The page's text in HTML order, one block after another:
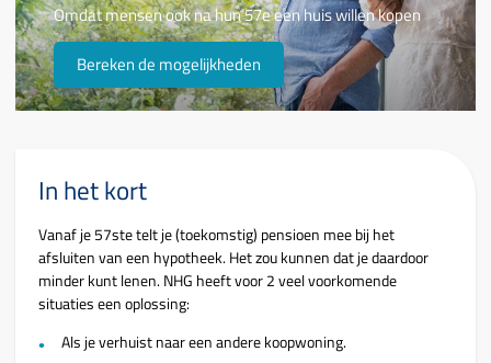
Omdat mensen ook na hun 57e een huis willen kopen
Bereken de mogelijkheden
In het kort
Vanaf je 57ste telt je (toekomstig) pensioen mee bij het
afsluiten van een hypotheek. Het zou kunnen dat je daardoor
minder kunt lenen. NHG heeft voor 2 veel voorkomende
situaties een oplossing:
Als je verhuist naar een andere koopwoning.